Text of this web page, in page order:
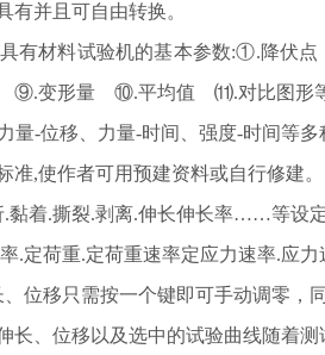
有并且可自由转换。
:具有材料试验机的基本参数:①.降
形量 ⑩.平均值 ⑾.对比图形等
量-位移、力量-时间、强度-时间等多
准,使作者可用预建资料或自行修建。
黏着.撕裂.剥离.伸长伸长率……等设定
.定荷重.定荷重速率定应力速率.应力
位移只需按一个键即可手动调零，
长、位移以及选中的试验曲线随着测